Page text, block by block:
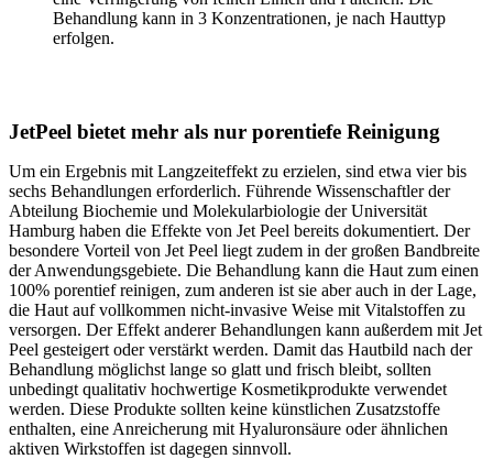
Behandlung kann in 3 Konzentrationen, je nach Hauttyp
erfolgen.
JetPeel bietet mehr als nur porentiefe Reinigung
Um ein Ergebnis mit Langzeiteffekt zu erzielen, sind etwa vier bis
sechs Behandlungen erforderlich. Führende Wissenschaftler der
Abteilung Biochemie und Molekularbiologie der Universität
Hamburg haben die Effekte von Jet Peel bereits dokumentiert. Der
besondere Vorteil von Jet Peel liegt zudem in der großen Bandbreite
der Anwendungsgebiete. Die Behandlung kann die Haut zum einen
100% porentief reinigen, zum anderen ist sie aber auch in der Lage,
die Haut auf vollkommen nicht-invasive Weise mit Vitalstoffen zu
versorgen. Der Effekt anderer Behandlungen kann außerdem mit Jet
Peel gesteigert oder verstärkt werden. Damit das Hautbild nach der
Behandlung möglichst lange so glatt und frisch bleibt, sollten
unbedingt qualitativ hochwertige Kosmetikprodukte verwendet
werden. Diese Produkte sollten keine künstlichen Zusatzstoffe
enthalten, eine Anreicherung mit Hyaluronsäure oder ähnlichen
aktiven Wirkstoffen ist dagegen sinnvoll.